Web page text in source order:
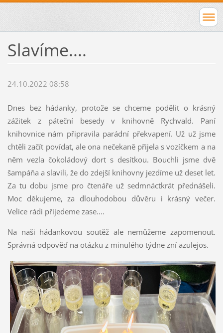
Slavíme....
24.10.2022 08:58
Dnes bez hádanky, protože se chceme podělit o krásný
zážitek z páteční besedy v knihovně Rychvald. Paní
knihovnice nám připravila parádní překvapení. Už už jsme
chtěli začít povídat, ale ona nečekaně přijela s vozíčkem a na
něm vezla čokoládový dort s desítkou. Bouchli jsme dvě
šampáňa a slavili, že do zdejší knihovny jezdíme už deset let.
Za tu dobu jsme pro čtenáře už sedmnáctkrát přednášeli.
Moc děkujeme, za dlouhodobou důvěru i krásný večer.
Velice rádi přijedeme zase....
Na naši hádankovou soutěž ale nemůžeme zapomenout.
Správná odpověď na otázku z minulého týdne zní azulejos.